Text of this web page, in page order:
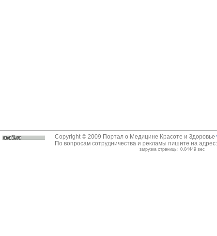
Copyright © 2009 Портал о Медицине Красоте и Здоровье
По вопросам сотрудничества и рекламы пишите на
загрузка страницы: 0.04449 sec